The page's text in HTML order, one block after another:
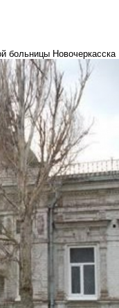
больницы Новочеркасска